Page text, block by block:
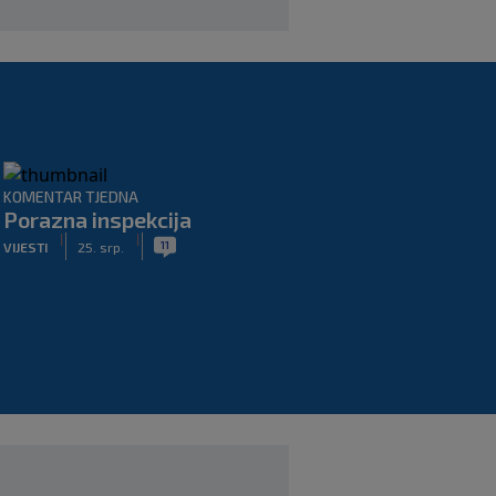
KOMENTAR TJEDNA
Porazna inspekcija
VIJESTI
|
25. srp.
| 11